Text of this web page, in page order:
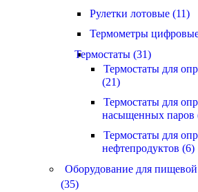
Рулетки лотовые (11)
Термометры
Термостаты (31)
Термостаты для
(21)
Термостаты для
насыщенных паров
Термостаты для
нефтепродуктов (6)
Оборудование для
(35)